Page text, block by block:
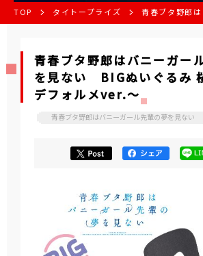
TOP タイトープライズ 青春ブタ野郎
青春ブタ野郎はバニーガー
を見ない BIGぬいぐるみ
デフォルメver.～
青春ブタ野郎はバニーガール先輩の夢を見ない